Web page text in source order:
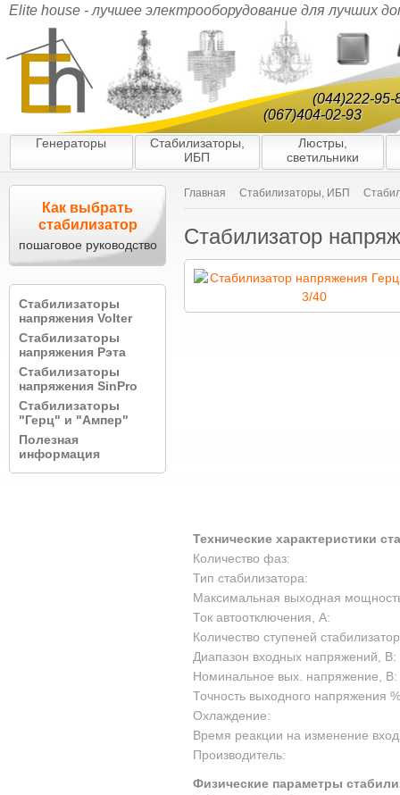
Elite house - лучшее электрооборудование для лучших
(044)222-95-
(067)404-02-93
Главная Стабилизаторы, ИБП
Стабилизатор
Технические характеристики
Количество фаз:
Тип стабилизатора:
Максимальная выходная
Ток автоотключения, А:
Количество ступеней
Диапазон входных напряжений, В:
Номинальное вых. напряжение, В:
Точность выходного напряжения
Охлаждение:
Время реакции на изменение
Производитель:
Физические параметры
Как выбрать
стабилизатор
пошаговое руководство
Стабилизаторы
напряжения Volter
Стабилизаторы
напряжения Рэта
Стабилизаторы
напряжения SinPro
Стабилизаторы
"Герц" и "Ампер"
Полезная
информация
Генераторы
Стабилизаторы,
ИБП
Люстры,
светильники